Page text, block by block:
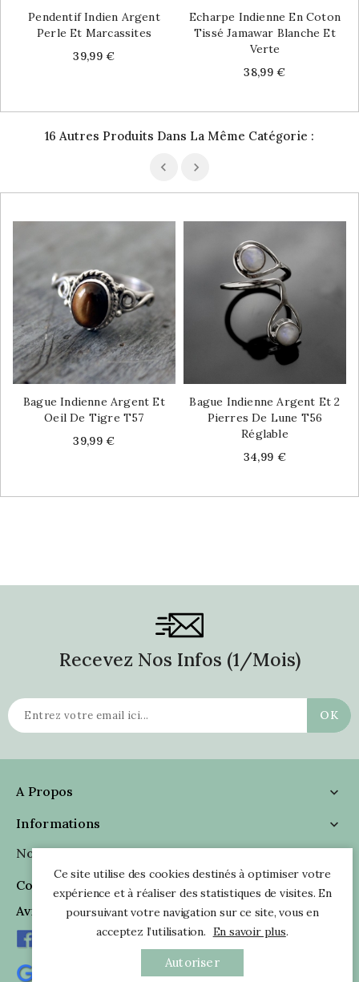
Pendentif Indien Argent
Perle Et Marcassites
Price
39,99 €
Echarpe Indienne En Coton
Tissé Jamawar Blanche Et
Verte
Price
38,99 €
16 Autres Produits Dans La Même Catégorie :
Bague Indienne Argent Et
Oeil De Tigre T57
Price
39,99 €
Bague Indienne Argent Et 2
Pierres De Lune T56
Réglable
Price
34,99 €
Recevez Nos Infos (1/mois)
A Propos

Informations

Nous Suivre

Coordonnées
Avis Clients
Ce site utilise des cookies destinés à optimiser votre
expérience et à réaliser des statistiques de visites. En
poursuivant votre navigation sur ce site, vous en
acceptez l’utilisation. En savoir plus.
Autoriser